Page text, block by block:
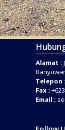
Alamat :
Telepon :
Fax :
Email :